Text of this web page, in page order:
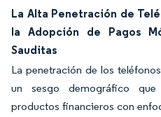
La Alta Penetración de
la Adopción de Pagos
Sauditas
La penetración de los
un sesgo demográfico
productos financieros con